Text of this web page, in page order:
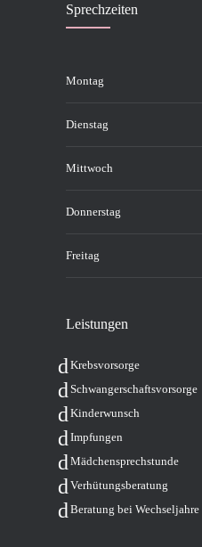
Sprech­zei­ten
Montag
Dienstag
Mittwoch
Donnerstag
Freitag
Leis­tun­gen
Krebs­vor­sor­ge
Schwan­ger­schafts­vor­sor­ge
Kin­der­wunsch
Imp­fun­gen
Mäd­chen­sprech­stun­de
Ver­hü­tungs­be­ra­tung
Bera­tung bei Wechseljahre